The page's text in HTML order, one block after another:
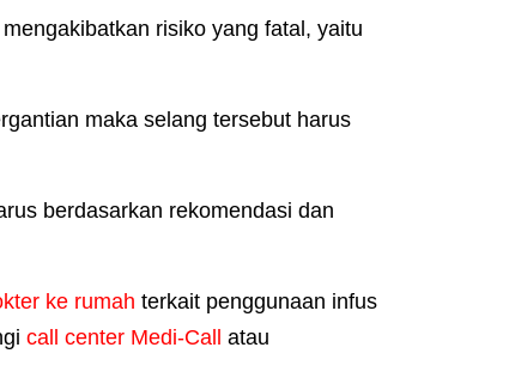
risiko yang fatal, yaitu
maka selang tersebut harus
berdasarkan rekomendasi dan
ke rumah terkait penggunaan infus
call center Medi-Call
atau